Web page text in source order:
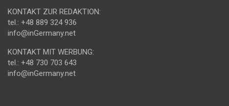
KONTAKT ZUR REDAKTION:
tel.: +48 889 324 936
info@inGermany.net
KONTAKT MIT WERBUNG:
tel.: +48 730 703 643
info@inGermany.net